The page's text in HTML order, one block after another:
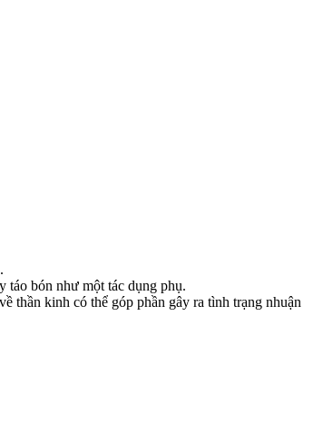
táo bón như một tác dụng phụ.
thần kinh có thể góp phần gây ra tình trạng nhuận